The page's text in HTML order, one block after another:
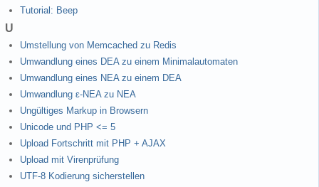
Tutorial: Beep
U
Umstellung von Memcached zu Redis
Umwandlung eines DEA zu einem Minimalautomaten
Umwandlung eines NEA zu einem DEA
Umwandlung ε-NEA zu NEA
Ungültiges Markup in Browsern
Unicode und PHP <= 5
Upload Fortschritt mit PHP + AJAX
Upload mit Virenprüfung
UTF-8 Kodierung sicherstellen